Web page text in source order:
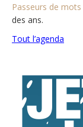
Passeurs de mots
des ans.
Tout l’agenda